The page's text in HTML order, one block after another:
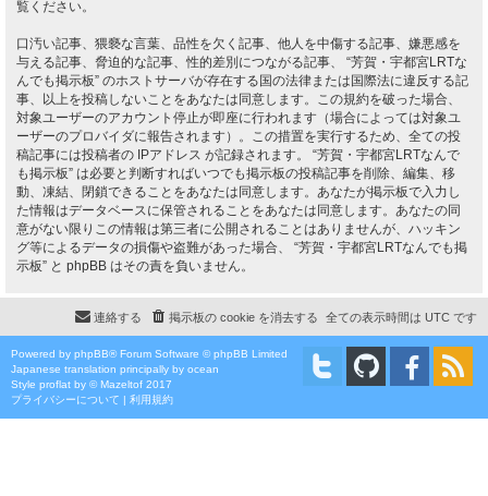
覧ください。
口汚い記事、猥褻な言葉、品性を欠く記事、他人を中傷する記事、嫌悪感を
与える記事、脅迫的な記事、性的差別につながる記事、 “芳賀・宇都宮LRTな
んでも掲示板” のホストサーバが存在する国の法律または国際法に違反する記
事、以上を投稿しないことをあなたは同意します。この規約を破った場合、
対象ユーザーのアカウント停止が即座に行われます（場合によっては対象ユ
ーザーのプロバイダに報告されます）。この措置を実行するため、全ての投
稿記事には投稿者の IPアドレス が記録されます。 “芳賀・宇都宮LRTなんで
も掲示板” は必要と判断すればいつでも掲示板の投稿記事を削除、編集、移
動、凍結、閉鎖できることをあなたは同意します。あなたが掲示板で入力し
た情報はデータベースに保管されることをあなたは同意します。あなたの同
意がない限りこの情報は第三者に公開されることはありませんが、ハッキン
グ等によるデータの損傷や盗難があった場合、 “芳賀・宇都宮LRTなんでも掲
示板” と phpBB はその責を負いません。
全ての表示時間は UTC です
掲示板の cookie を消去する
連絡する
Powered by phpBB® Forum Software © phpBB Limited
Japanese translation principally by ocean
Style proflat by ©Mazeltof 2017
プライバシーについて | 利用規約